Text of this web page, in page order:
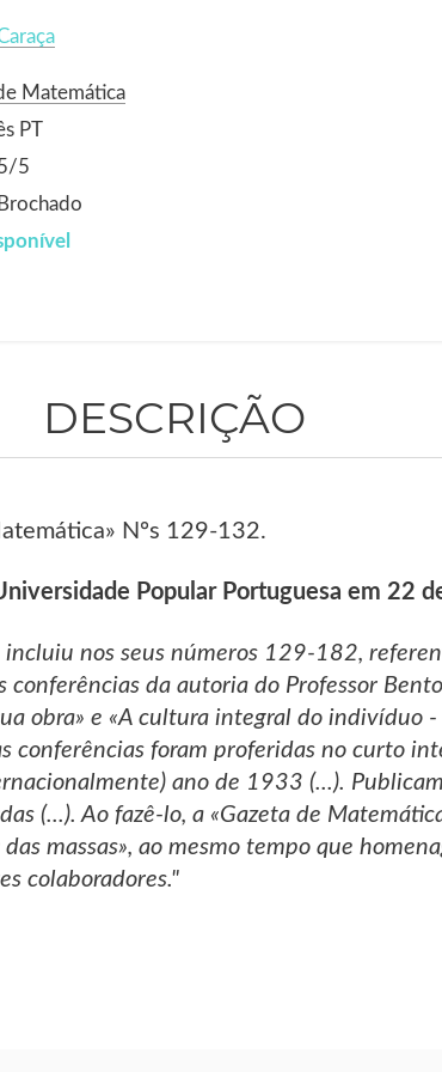
Matemática
PT
5
DESCRIÇÃO
Nºs 129-132.
Popular Portuguesa em 22
incluiu nos seus números 129-182,
conferências da autoria do Professor
obra» e «A cultura integral do indivíduo
conferências foram proferidas no curto
ano de 1933 (...).
(...). Ao fazê-lo, a «Gazeta de
massas», ao mesmo tempo que
colaboradores."